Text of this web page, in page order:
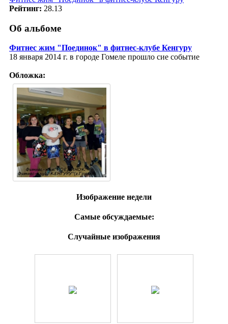
Рейтинг: 28.13
Об альбоме
Фитнес жим "Поединок" в фитнес-клубе Кенгуру
18 января 2014 г. в городе Гомеле прошло сие событие
Обложка:
Изображение недели
Самые обсуждаемые:
Случайные изображения